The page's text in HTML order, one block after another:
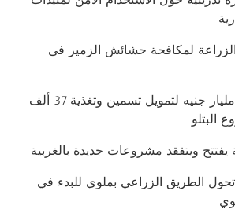
لمكافحة حشائش الزمير فى
«الزراعة»: نصف مليار جنيه لتمويل تسمين وتغذية 37 ألف
البتلو
يفتتح ويتفقد مشروعات جديدة بالغربية
الطريق الزراعي بملوي للبدء في